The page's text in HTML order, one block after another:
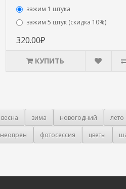
зажим 1 штука
зажим 5 штук (скидка 10%)
320.00₽
КУПИТЬ
весна зима новогодний лето
неопрен фотосессия цветы